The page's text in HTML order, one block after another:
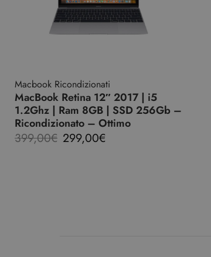
Macbook Ricondizionati
MacBook Retina 12″ 2017 | i5
1.2Ghz | Ram 8GB | SSD 256Gb –
Ricondizionato – Ottimo
399,00€ 299,00€